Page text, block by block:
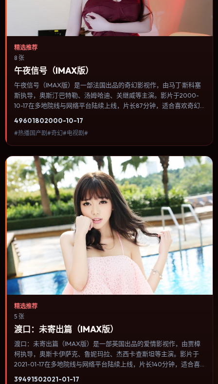
精选推荐
8 张
午夜信号（IMAX版）
午夜信号（IMAX版）是一部法国出品的奇幻影视作，由马丁·斯科塞
斯执导，奥斯汀·巴特勒、汤姆·哈迪、关继威等主演。影片于2000-
10-17在多地院线与网络平台陆续上线，片长87分钟，适合喜欢奇幻
情节推进，节奏与视听语言统一，可作为休闲观影或类型片补片的选
择。
49601802000-10-17
#热播国产剧#奇幻#电视剧#
精选推荐
5 张
渡口：未寄出篇（IMAX版）
渡口：未寄出篇（IMAX版）是一部英国出品的爱情影视作，由贾樟
柯执导，奥斯卡·伊萨克、鲁妮·玛拉、杰西卡·查斯坦等主演。影片于
2021-01-17在多地院线与网络平台陆续上线，片长140分钟，适合喜
39491502021-01-17